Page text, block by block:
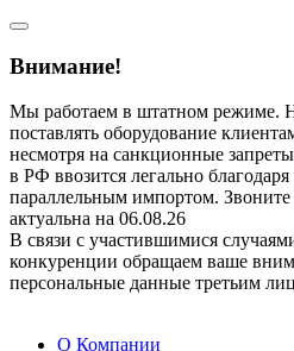
Внимание!
Мы работаем в штатном режиме.
поставлять оборудование
несмотря на санкционные
в РФ ввозится легально
параллельным импортом.
актуальна на 06.08.26
В связи с участившимися
конкуренции обращаем ваше
персональные данные третьим
О Компании